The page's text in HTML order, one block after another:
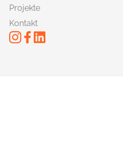
Projekte
Kontakt